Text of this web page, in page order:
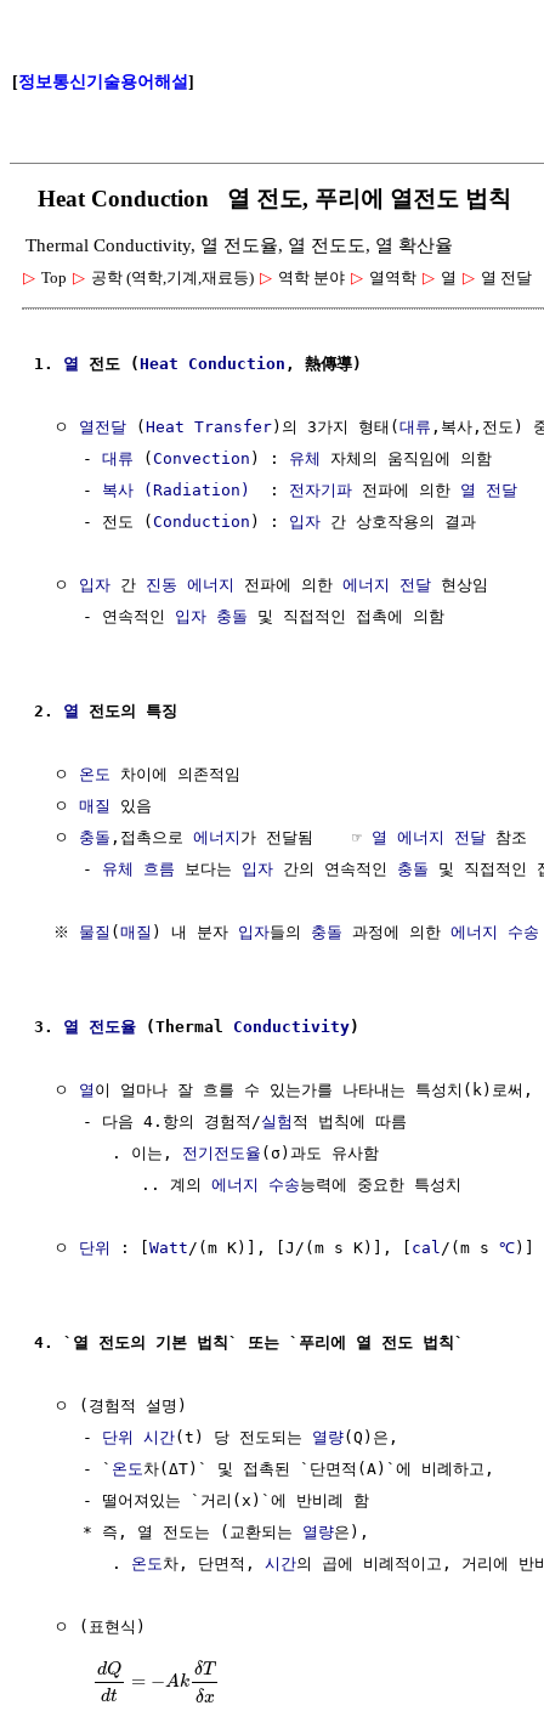
[정보통신기술용어해설]
Heat Conduction 열 전도, 푸리에 열전도 법칙
Thermal Conductivity, 열 전도율, 열 전도도, 열 확산율
▷ Top ▷ 공학 (역학,기계,재료등) ▷ 역학 분야 ▷ 열역학 ▷ 열 ▷ 열 전달
1. 열 전도 (Heat Conduction , 熱傳導)
  ㅇ
열전달 (Heat Transfer)의 3가지 형태(대류 ,복사,전도)
     -
대류 (Convection ) : 유체
자체의 움직임에 의함
     -
복사 (Radiation)
  :
전자기파 전파에 의한 열 전달
     - 전도 (
Conduction ) : 입자 간 상호작용의 결과
  ㅇ
입자 간 진동 에너지 전파에 의한 에너지 전달 현상임
     - 연속적인
입자 충돌 및 직접적인 접촉에 의함
2. 열 전도의 특징
  ㅇ
온도
차이에 의존적임
  ㅇ
매질
있음
  ㅇ
충돌 ,접촉으로 에너지 가 전달됨    ☞ 열 에너지 전달 참조
     -
유체 흐름 보다는 입자 간의 연속적인 충돌 및 직접적인
  ※
물질 (매질 ) 내 분자 입자들의 충돌 과정에 의한 에너지 수송
3. 열 전도율 (Thermal Conductivity)
  ㅇ
열 이 얼마나 잘 흐를 수 있는가를 나타내는 특성치(k)로써,
     - 다음 4.항의 경험적/
실험 적 법칙에 따름
        . 이는,
전기전도율 (σ)과도 유사함
           .. 계의
에너지 수송능력에 중요한 특성치
  ㅇ
단위 : [Watt /(m K)], [J/(m s K)], [ cal /(m s ℃)]
4. `열 전도의 기본 법칙` 또는 `푸리에 열 전도 법칙`
  ㅇ (경험적 설명)
     -
단위 시간(t) 당 전도되는 열량(Q)은,
     - `
온도 차(ΔT)` 및 접촉된 `단면적(A)`에 비례하고,
     - 떨어져있는 `거리(x)`에 반비례 함
     * 즉, 열 전도는 (교환되는
열량은),
        .
온도 차, 단면적, 시간의 곱에 비례적이고, 거리에 반
  ㅇ (표현식)
dQ
dt
= −Ak
δT
δx